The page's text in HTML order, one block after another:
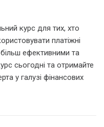
курс для тих, хто
платіжні
ефективними та
сьогодні та отримайте
у галузі фінансових